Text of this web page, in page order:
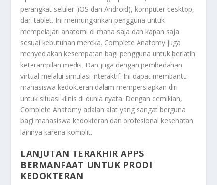
perangkat seluler (iOS dan Android), komputer desktop,
dan tablet. Ini memungkinkan pengguna untuk
mempelajari anatomi di mana saja dan kapan saja
sesuai kebutuhan mereka. Complete Anatomy juga
menyediakan kesempatan bagi pengguna untuk berlatih
keterampilan medis. Dan juga dengan pembedahan
virtual melalui simulasi interaktif. Ini dapat membantu
mahasiswa kedokteran dalam mempersiapkan diri
untuk situasi klinis di dunia nyata. Dengan demikian,
Complete Anatomy adalah alat yang sangat berguna
bagi mahasiswa kedokteran dan profesional kesehatan
lainnya karena komplit.
LANJUTAN TERAKHIR APPS
BERMANFAAT UNTUK PRODI
KEDOKTERAN